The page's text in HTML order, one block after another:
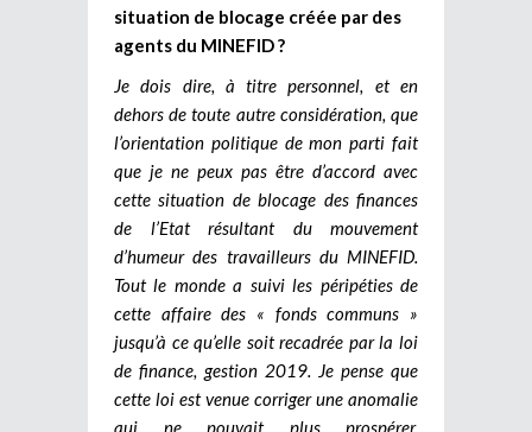
situation de blocage créée par des
agents du MINEFID ?
Je dois dire, à titre personnel, et en
dehors de toute autre considération, que
l’orientation politique de mon parti fait
que je ne peux pas être d’accord avec
cette situation de blocage des finances
de l’Etat résultant du mouvement
d’humeur des travailleurs du MINEFID.
Tout le monde a suivi les péripéties de
cette affaire des « fonds communs »
jusqu’à ce qu’elle soit recadrée par la loi
de finance, gestion 2019. Je pense que
cette loi est venue corriger une anomalie
qui ne pouvait plus prospérer.